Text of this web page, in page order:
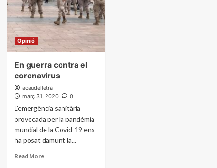
Opinió
En guerra contra el
coronavirus
acaudelletra
març 31, 2020
0
L’emergència sanitària
provocada per la pandèmia
mundial de la Covid-19 ens
ha posat damunt la...
Read More